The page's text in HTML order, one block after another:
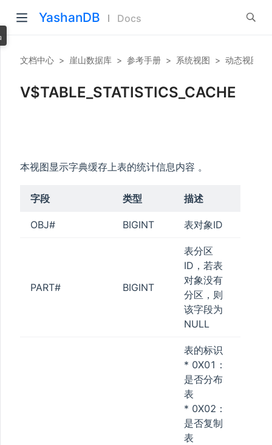
YashanDB Docs
文档中心 > 崖山数据库 > 参考手册 > 系统视图 > 动态视图
V$TABLE_STATISTICS_CACHE
本视图显示字典缓存上表的统计信息内容 。
字段 类型 描述
OBJ# BIGINT 表对象ID
PART# BIGINT
表分区
ID，若表
对象没有
分区，则
该字段为
NULL
表的标识
* 0X01：
是否分布
表
* 0X02：
是否复制
表